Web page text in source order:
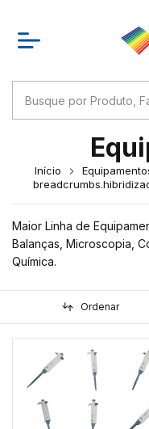
Início
Maior Linha de
Balanças, Microscopia,
Química.
Ordenar